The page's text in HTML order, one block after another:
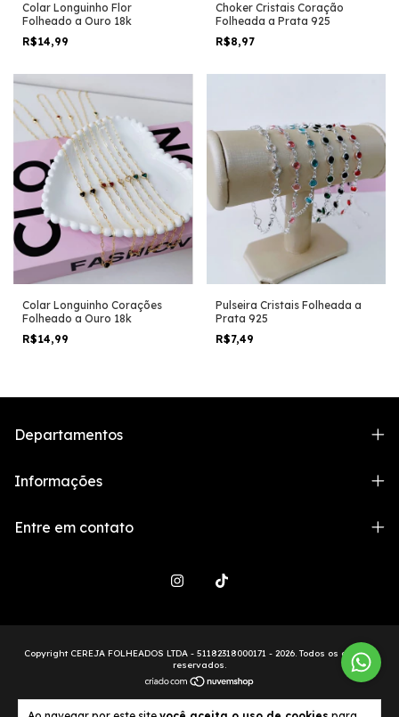
Colar Longuinho Flor
Folheado a Ouro 18k
R$14,99
Choker Cristais Coração
Folheada a Prata 925
R$8,97
Colar Longuinho Corações
Folheado a Ouro 18k
R$14,99
Pulseira Cristais Folheada a
Prata 925
R$7,49
Departamentos
Informações
Entre em contato
Copyright CEREJA FOLHEADOS LTDA - 51182318000171 - 2026. Todos os direitos
reservados.